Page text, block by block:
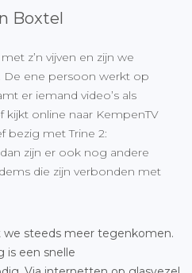
Boxtel
z’n vijven en zijn we
De ene persoon werkt op
er iemand video’s als
kijkt online naar KempenTV
bezig met Trine 2:
zijn er ook nog andere
die zijn verbonden met
we steeds meer tegenkomen.
is een snelle